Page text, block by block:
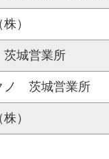
）
城営業所
ノ 茨城営業所
）